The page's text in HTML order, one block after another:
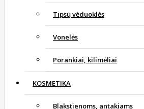
Tipsų vėduoklės
Vonelės
Porankiai, kilimėliai
KOSMETIKA
Blakstienoms, antakiams